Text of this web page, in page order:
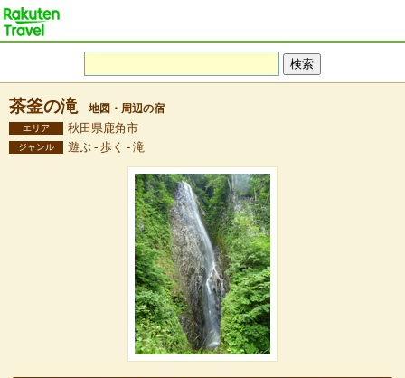
茶釜の滝 地図・周辺の宿
エリア 秋田県鹿角市
ジャンル 遊ぶ - 歩く - 滝